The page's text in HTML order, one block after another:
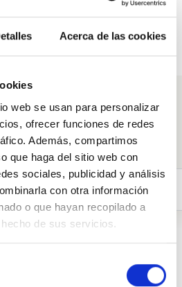
Acerca de las cookies
web se usan para personalizar
ofrecer funciones de redes
Además, compartimos
que haga del sitio web con
sociales, publicidad y análisis
con otra información
o que hayan recopilado a
de sus servicios.
Mario Perea
Biografia
Écija Puede.